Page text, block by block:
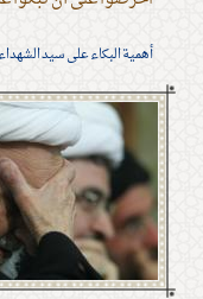
أهمية البكاء على سيد